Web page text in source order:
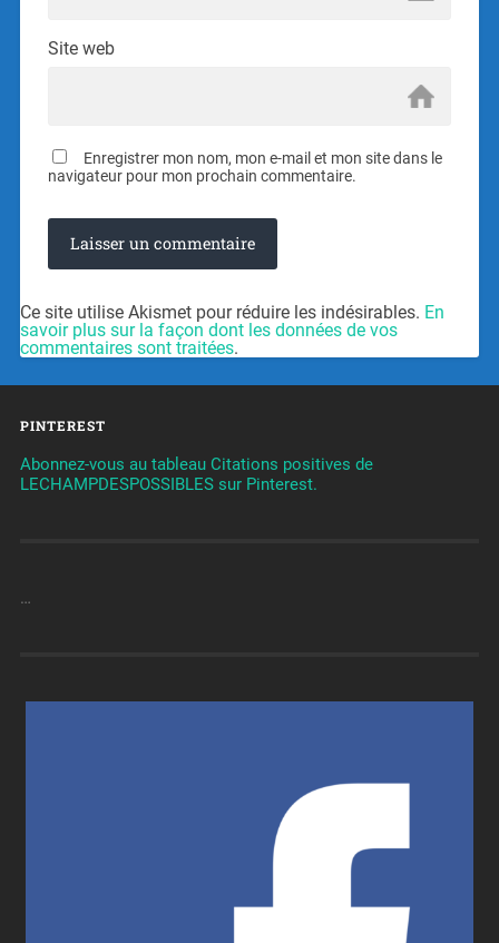
Site web
Enregistrer mon nom, mon e-mail et mon site dans le
navigateur pour mon prochain commentaire.
Ce site utilise Akismet pour réduire les indésirables. En
savoir plus sur la façon dont les données de vos
commentaires sont traitées.
PINTEREST
Abonnez-vous au tableau Citations positives de
LECHAMPDESPOSSIBLES sur Pinterest.
…